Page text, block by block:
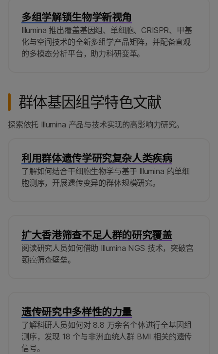
多组学解锁生物学新视角
Illumina 推出覆盖基因组、单细胞、CRISPR、甲基
化与空间技术的全新多组学产品矩阵，并配备直观
的多模态分析平台，助力科研变革。
群体基因组学特色文献
探索依托 Illumina 产品与技术实现的高影响力研究。
利用群体遗传学研究复杂人类疾病
了解如何结合干细胞生物学与基于 Illumina 的单细
胞测序，开展遗传变异的群体规模研究。
扩大香港筛查不足人群的研究覆盖
阅读研究人员如何借助 Illumina NGS 技术，突破宫
颈癌筛查壁垒。
遗传研究中多样性的力量
了解科研人员如何对 8.8 万余名个体进行全基因组
测序，发现 18 个与非洲血统人群 BMI 相关的遗传
信号。